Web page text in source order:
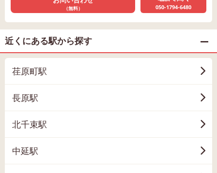
（無料） 050-1794-6480
近くにある駅から探す
荏原町駅
長原駅
北千束駅
中延駅